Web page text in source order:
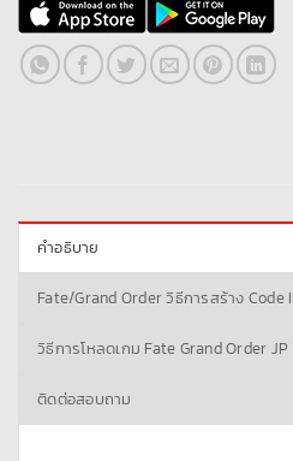
คำอธิบาย
Fate/Grand Order วิธีการสร้าง Code
วิธีการโหลดเกม Fate Grand Order
ติดต่อสอบถาม